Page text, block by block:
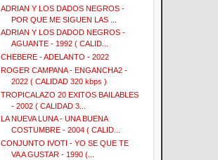
ADRIAN Y LOS DADOS NEGROS -
POR QUE ME SIGUEN LAS ...
ADRIAN Y LOS DADOD NEGROS -
AGUANTE - 1992 ( CALID...
CHEBERE - ADELANTO - 2022
ROGER CAMPANA - ENGANCHA2 -
2022 ( CALIDAD 320 kbps )
TROPICALAZO 20 EXITOS BAILABLES
- 2002 ( CALIDAD 3...
LA NUEVA LUNA - UNA BUENA
COSTUMBRE - 2004 ( CALID...
CONJUNTO IVOTI - YO SE QUE TE
VA A GUSTAR - 1990 (...